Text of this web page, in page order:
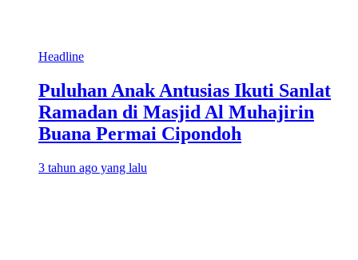
Headline
Puluhan Anak Antusias Ikuti Sanlat
Ramadan di Masjid Al Muhajirin
Buana Permai Cipondoh
3 tahun ago yang lalu